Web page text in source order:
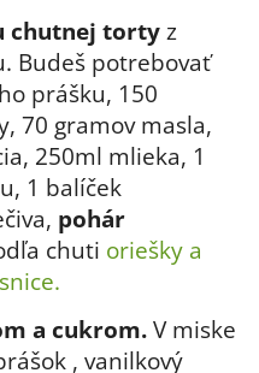
chutnej tortyz
Budeš potrebovať
prášku, 150
70 gramov masla,
250ml mlieka, 1
1 balíček
pohár
chuti oriešky a
a cukrom.V miske
, vanilkový